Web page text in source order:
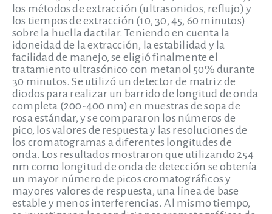
los métodos de extracción (ultrasonidos, reflujo) y
los tiempos de extracción (10, 30, 45, 60 minutos)
sobre la huella dactilar. Teniendo en cuenta la
idoneidad de la extracción, la estabilidad y la
facilidad de manejo, se eligió finalmente el
tratamiento ultrasónico con metanol 50% durante
30 minutos. Se utilizó un detector de matriz de
diodos para realizar un barrido de longitud de onda
completa (200-400 nm) en muestras de sopa de
rosa estándar, y se compararon los números de
pico, los valores de respuesta y las resoluciones de
los cromatogramas a diferentes longitudes de
onda. Los resultados mostraron que utilizando 254
nm como longitud de onda de detección se obtenía
un mayor número de picos cromatográficos y
mayores valores de respuesta, una línea de base
estable y menos interferencias. Al mismo tiempo,